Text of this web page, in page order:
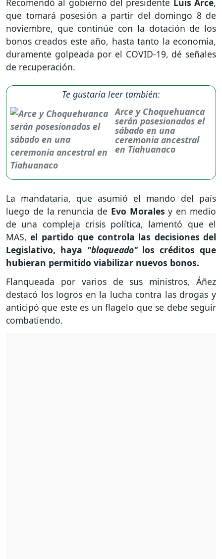
que tomará posesión a partir del domingo 8 de
noviembre, que continúe con la dotación de los
bonos creados este año, hasta tanto la economía,
duramente golpeada por el COVID-19, dé señales
de recuperación.
Te gustaría leer también:
Arce y Choquehuanca
serán posesionados el
sábado en una
ceremonia ancestral
en Tiahuanaco
La mandataria, que asumió el mando del país
luego de la renuncia de Evo Moralesy en medio
de una compleja crisis política, lamentó que el
MAS,el partido que controla las decisiones del
Legislativo, haya "bloqueado"los créditos que
hubieran permitido viabilizar nuevos bonos.
Flanqueada por varios de sus ministros, Áñez
destacó los logros en la lucha contra las drogas y
anticipó que este es un flagelo que se debe seguir
combatiendo.